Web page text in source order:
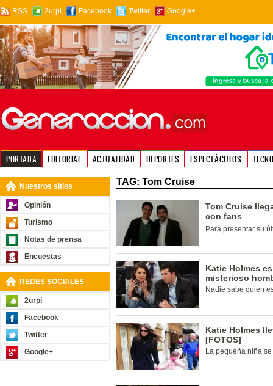
RSS 2urpi Facebook Twitter Google+
PORTADA EDITORIAL ACTUALIDAD DEPORTES ESPECTÁCULOS
Nuestros sitios
Opinión
Turismo
Notas de prensa
Encuestas
REDES SOCIALES
2urpi
Facebook
Twitter
Google+
TAG: Tom Cruise
Tom Cruise
con fans
Para presentar su
Katie Holmes
misterioso
Nadie sabe quién
Katie Holmes
[FOTOS]
La pequeña niña